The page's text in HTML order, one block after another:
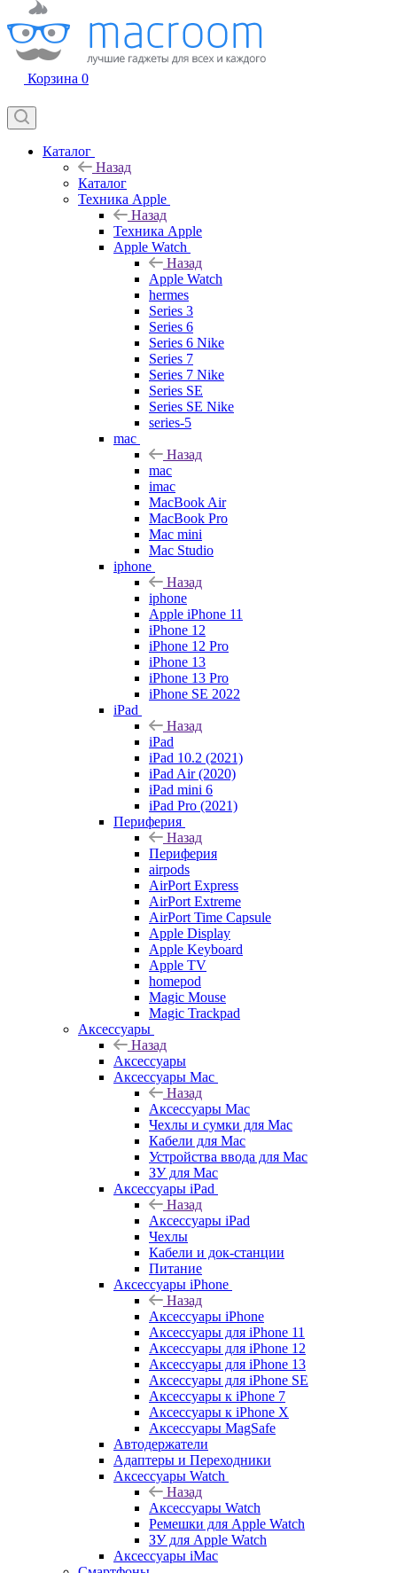
Корзина 0
Каталог
Назад
Каталог
Техника Apple
Назад
Техника Apple
Apple Watch
Назад
Apple Watch
hermes
Series 3
Series 6
Series 6 Nike
Series 7
Series 7 Nike
Series SE
Series SE Nike
series-5
mac
Назад
mac
imac
MacBook Air
MacBook Pro
Mac mini
Mac Studio
iphone
Назад
iphone
Apple iPhone 11
iPhone 12
iPhone 12 Pro
iPhone 13
iPhone 13 Pro
iPhone SE 2022
iPad
Назад
iPad
iPad 10.2 (2021)
iPad Air (2020)
iPad mini 6
iPad Pro (2021)
Периферия
Назад
Периферия
airpods
AirPort Express
AirPort Extreme
AirPort Time Capsule
Apple Display
Apple Keyboard
Apple TV
homepod
Magic Mouse
Magic Trackpad
Аксессуары
Назад
Аксессуары
Аксессуары Mac
Назад
Аксессуары Mac
Чехлы и сумки для Mac
Кабели для Mac
Устройства ввода для Mac
ЗУ для Mac
Аксессуары iPad
Назад
Аксессуары iPad
Чехлы
Кабели и док-станции
Питание
Аксессуары iPhone
Назад
Аксессуары iPhone
Аксессуары для iPhone 11
Аксессуары для iPhone 12
Аксессуары для iPhone 13
Аксессуары для iPhone SE
Аксессуары к iPhone 7
Аксессуары к iPhone X
Аксессуары MagSafe
Автодержатели
Адаптеры и Переходники
Аксессуары Watch
Назад
Аксессуары Watch
Ремешки для Apple Watch
ЗУ для Apple Watch
Аксессуары iMac